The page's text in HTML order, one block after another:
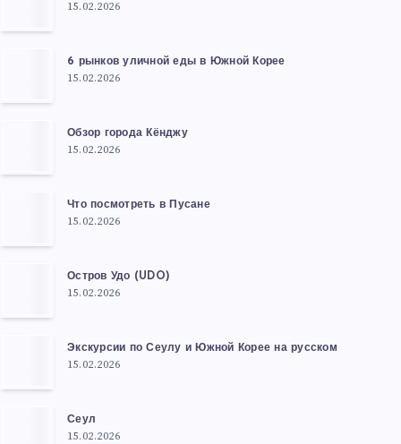
15.02.2026
6 рынков уличной еды в Южной Корее
15.02.2026
Обзор города Кёнджу
15.02.2026
Что посмотреть в Пусане
15.02.2026
Остров Удо (UDO)
15.02.2026
Экскурсии по Сеулу и Южной Корее на русском
15.02.2026
Сеул
15.02.2026